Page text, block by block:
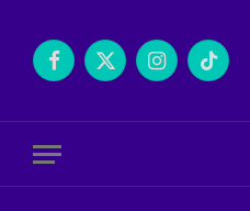
Facebook
X
InstagramTikTok